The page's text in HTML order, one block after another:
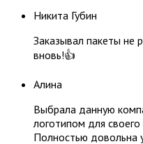
​Никита Губин​
Заказывал пакеты не
вновь!👍
Алина
Выбрала данную
логотипом для
Полностью довольна